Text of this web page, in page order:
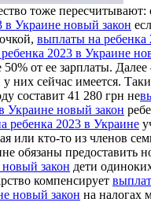
тоже пересчитывают:
в Украине новый закон
выплаты на ребенка
2023 в Украине
50% от ее зарплаты.
них сейчас имеется.
составит 41 280 грн не
Украине новый закон
ребенка 2023 в Украине
или кто-то из членов
предоставить
закон дети
компенсирует
новый закон на налогах